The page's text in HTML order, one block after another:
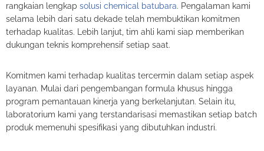
rangkaian lengkap solusi chemical batubara. Pengalaman kami
selama lebih dari satu dekade telah membuktikan komitmen
terhadap kualitas. Lebih lanjut, tim ahli kami siap memberikan
dukungan teknis komprehensif setiap saat.
Komitmen kami terhadap kualitas tercermin dalam setiap aspek
layanan. Mulai dari pengembangan formula khusus hingga
program pemantauan kinerja yang berkelanjutan. Selain itu,
laboratorium kami yang terstandarisasi memastikan setiap batch
produk memenuhi spesifikasi yang dibutuhkan industri.